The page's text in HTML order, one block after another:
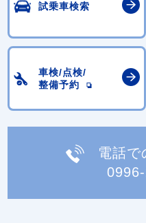
試乗車検索
車検/点検/
整備予約
電話で